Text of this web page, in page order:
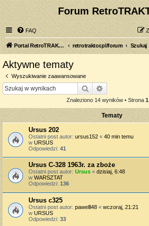
Forum
FAQ
Portal RetroTRAKTOR.pl retrotraktor.pl/forum Szukaj
Aktywne tematy
Wyszukiwanie zaawansowane
Szukaj
Znaleziono 14 wyników • Strona 1
Tematy
Ursus 202
Ostatni post autor: ursus152 « 40 min temu
w URSUS
Odpowiedzi: 41
Ursus C-328 1963r. za zboże
Ostatni post autor: Ursus « dzisiaj, 6:48
w WARSZTAT
Odpowiedzi: 136
Ursus c325
Ostatni post autor: pawelll48 « wczoraj, 21:21
w URSUS
Odpowiedzi: 33